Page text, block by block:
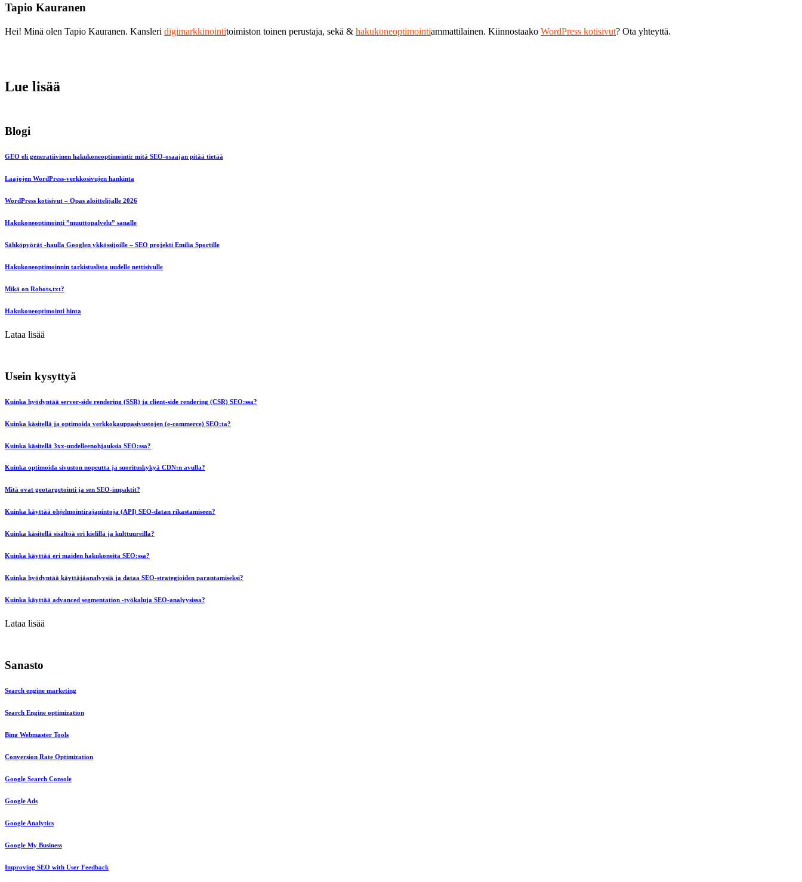
Tapio Kauranen
Hei! Minä olen Tapio Kauranen. Kansleri digimarkkinointitoimiston toinen perustaja, sekä & hakukoneoptimointiammattilainen. Kiinnostaako WordPress kotisivut? Ota yhteyttä.
Lue lisää
Blogi
GEO eli generatiivinen hakukoneoptimointi: mitä SEO-osaajan pitää tietää
Laajojen WordPress-verkkosivujen hankinta
WordPress kotisivut – Opas aloittelijalle 2026
Hakukoneoptimointi ”muuttopalvelu” sanalle
Sähköpyörät -haulla Googlen ykkössijoille – SEO projekti Emilia Sportille
Hakukoneoptimoinnin tarkistuslista uudelle nettisivulle
Mikä on Robots.txt?
Hakukoneoptimointi hinta
Lataa lisää
Usein kysyttyä
Kuinka hyödyntää server-side rendering (SSR) ja client-side rendering (CSR) SEO:ssa?
Kuinka käsitellä ja optimoida verkkokauppasivustojen (e-commerce) SEO:ta?
Kuinka käsitellä 3xx-uudelleenohjauksia SEO:ssa?
Kuinka optimoida sivuston nopeutta ja suorituskykyä CDN:n avulla?
Mitä ovat geotargetointi ja sen SEO-impaktit?
Kuinka käyttää ohjelmointirajapintoja (API) SEO-datan rikastamiseen?
Kuinka käsitellä sisältöä eri kielillä ja kulttuureilla?
Kuinka käyttää eri maiden hakukoneita SEO:ssa?
Kuinka hyödyntää käyttäjäanalyysiä ja dataa SEO-strategioiden parantamiseksi?
Kuinka käyttää advanced segmentation -työkaluja SEO-analyysissa?
Lataa lisää
Sanasto
Search engine marketing
Search Engine optimization
Bing Webmaster Tools
Conversion Rate Optimization
Google Search Console
Google Ads
Google Analytics
Google My Business
Improving SEO with User Feedback